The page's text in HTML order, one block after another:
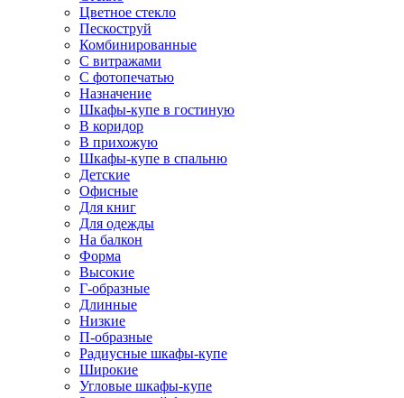
Цветное стекло
Пескоструй
Комбинированные
С витражами
С фотопечатью
Назначение
Шкафы-купе в гостиную
В коридор
В прихожую
Шкафы-купе в спальню
Детские
Офисные
Для книг
Для одежды
На балкон
Форма
Высокие
Г-образные
Длинные
Низкие
П-образные
Радиусные шкафы-купе
Широкие
Угловые шкафы-купе